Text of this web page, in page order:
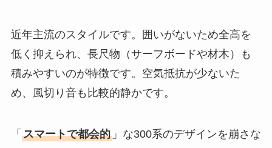
近年主流のスタイルです。囲いがないため全高を
低く抑えられ、長尺物（サーフボードや材木）も
積みやすいのが特徴です。空気抵抗が少ないた
め、風切り音も比較的静かです。
「 スマートで都会的」な300系のデザインを崩さな